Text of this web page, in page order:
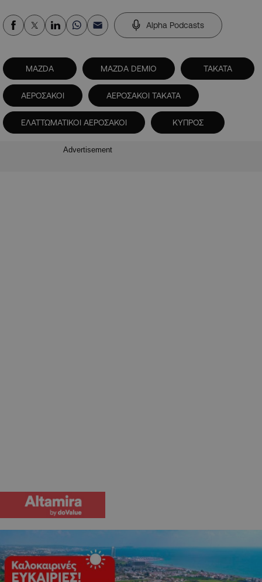
Alpha Podcasts
MAZDA MAZDA DEMIO TAKATA
ΑΕΡΟΣΑΚΟΙ ΑΕΡΟΣΑΚΟΙ TAKATA
ΕΛΑΤΤΩΜΑΤΙΚΟΙ ΑΕΡΟΣΑΚΟΙ ΚΥΠΡΟΣ
Advertisement